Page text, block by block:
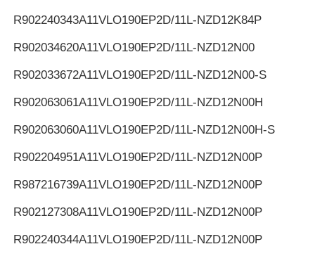
R902240343A11VLO190EP2D/11L-NZD12K84P
R902034620A11VLO190EP2D/11L-NZD12N00
R902033672A11VLO190EP2D/11L-NZD12N00-S
R902063061A11VLO190EP2D/11L-NZD12N00H
R902063060A11VLO190EP2D/11L-NZD12N00H-S
R902204951A11VLO190EP2D/11L-NZD12N00P
R987216739A11VLO190EP2D/11L-NZD12N00P
R902127308A11VLO190EP2D/11L-NZD12N00P
R902240344A11VLO190EP2D/11L-NZD12N00P